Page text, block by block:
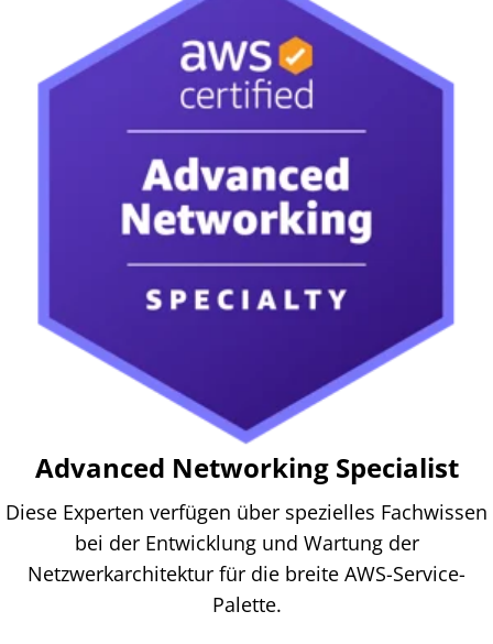
Advanced Networking Specialist
Diese Experten verfügen über spezielles Fachwissen
bei der Entwicklung und Wartung der
Netzwerkarchitektur für die breite AWS-Service-
Palette.